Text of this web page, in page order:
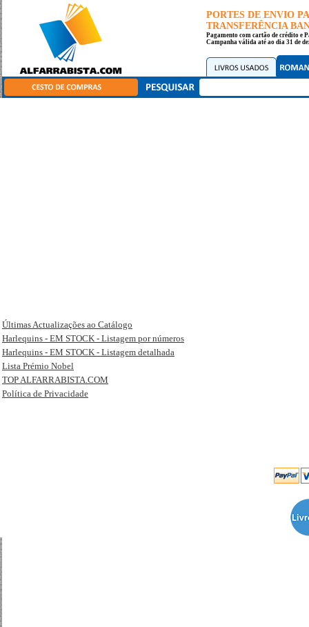
PORTES DE ENVIO
TRANSFERÊNCIA
Pagamento com cartão de crédito e
Campanha válida até ao dia 31 de
Últimas Actualizações ao Catálogo
Harlequins - EM STOCK - Listagem por números
Harlequins - EM STOCK - Listagem detalhada
Lista Prémio Nobel
TOP ALFARRABISTA.COM
Política de Privacidade